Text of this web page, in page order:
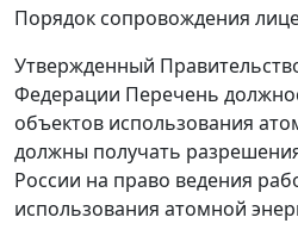
Порядок сопровождения
Утвержденный
Федерации Перечень
объектов использования
должны получать
России на право ведения
использования атомной